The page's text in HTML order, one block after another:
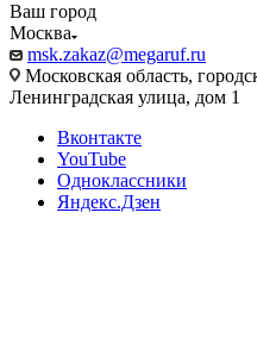
Ваш город
Москва
msk.zakaz@megaruf.ru
Московская область,
Ленинградская улица, дом 1
Вконтакте
YouTube
Одноклассники
Яндекс.Дзен